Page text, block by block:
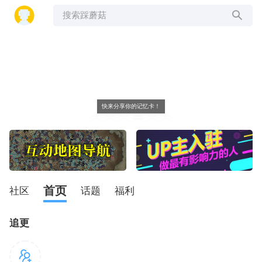
搜索踩蘑菇
快来分享你的记忆卡！
社区 首页 话题 福利
追更